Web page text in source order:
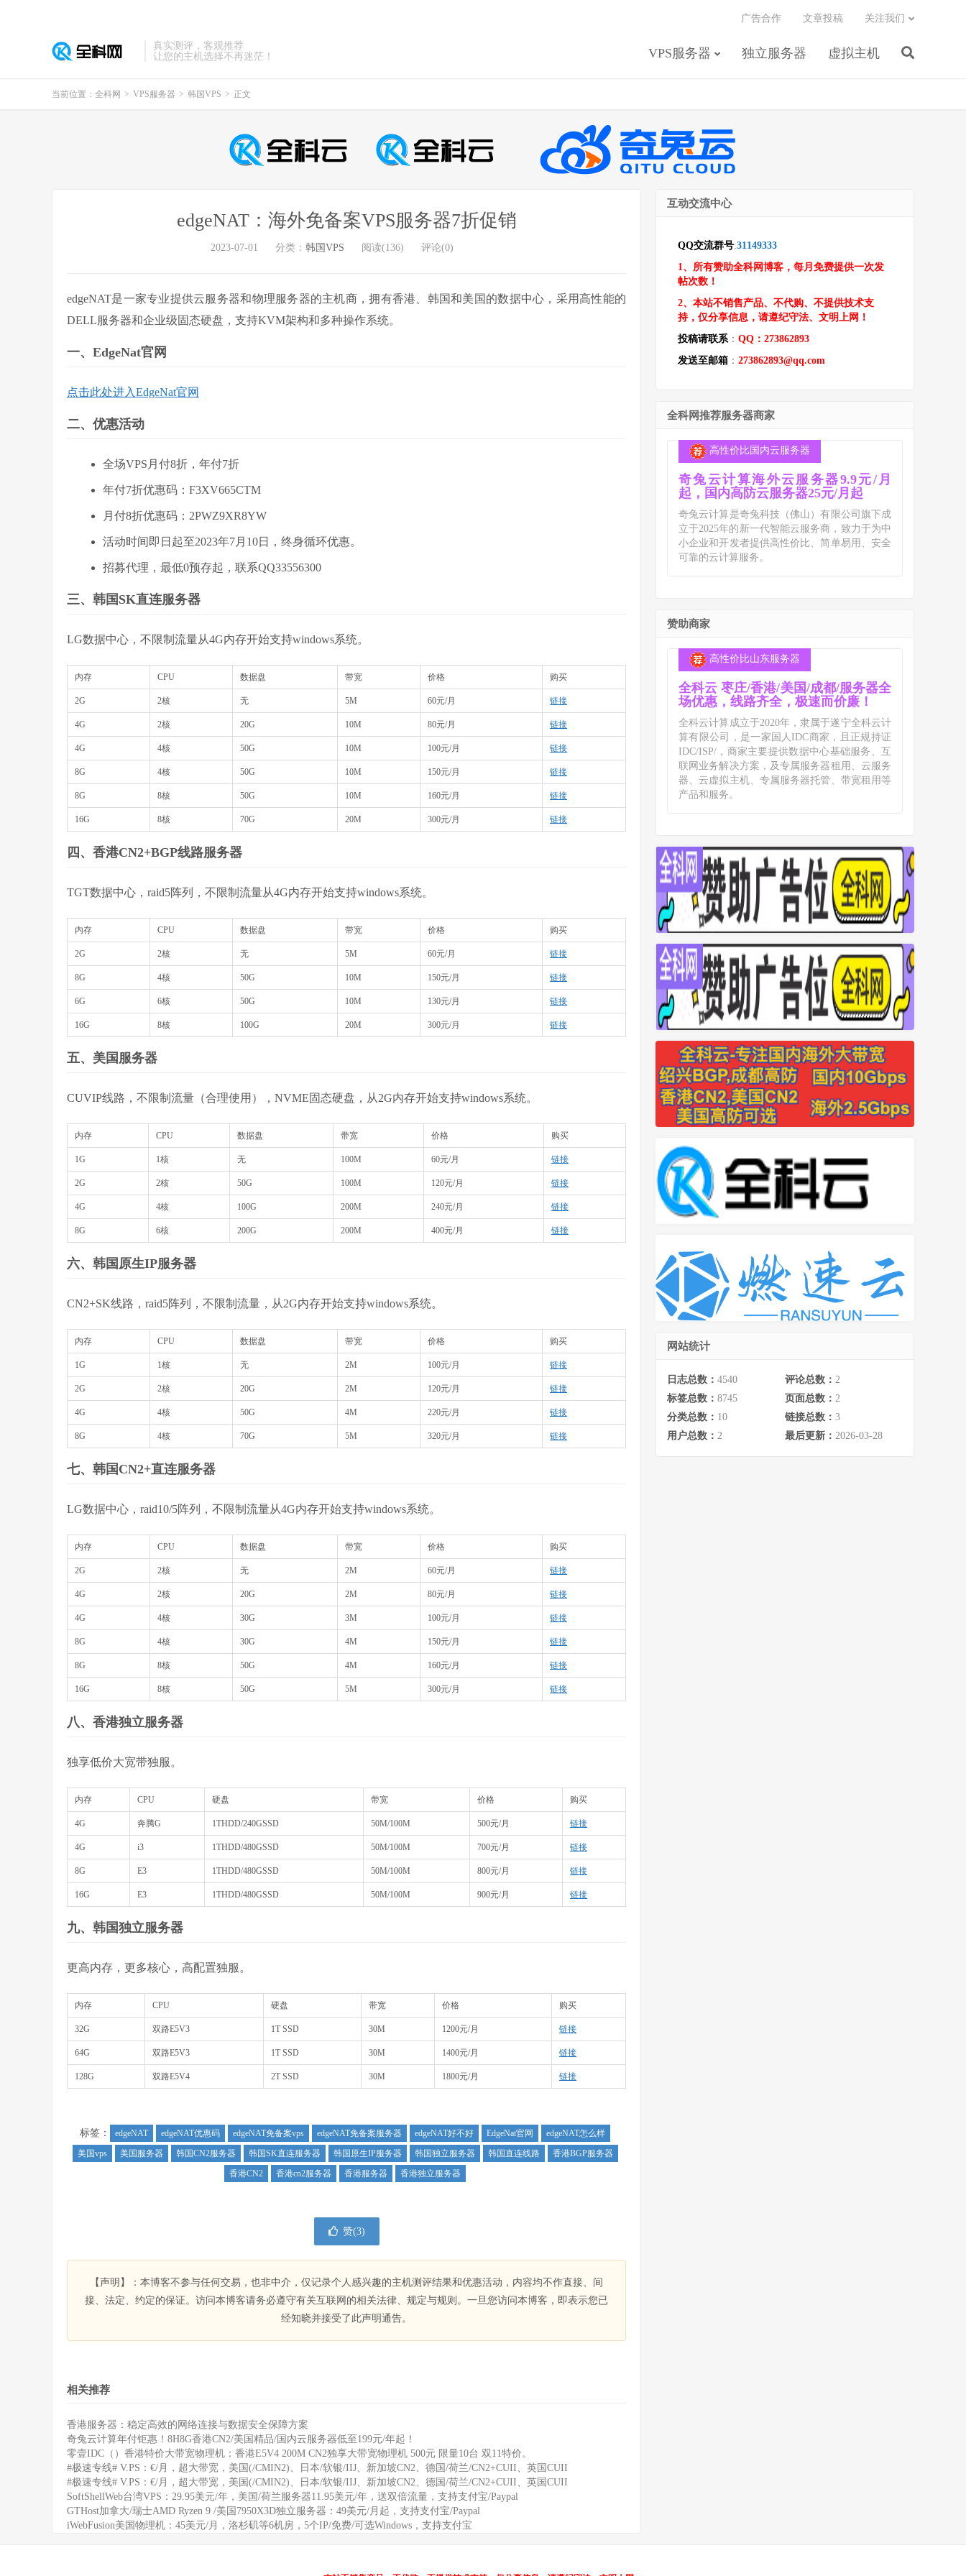
真实测评，客观推荐
让您的主机选择不再迷茫！
VPS服务器 独立服务器 虚拟主机
广告合作 文章投稿 关注我们
当前位置： 全科网 > VPS服务器 > 韩国VPS > 正文
edgeNAT：海外免备案VPS服务器7折促销
2023-07-01 分类： 韩国VPS 阅读(136) 评论(0)
edgeNAT是一家专业提供云服务器和物理服务器的主机商，拥有香港、韩国和美国的数据中心，采用高性能的
DELL服务器和企业级固态硬盘，支持KVM架构和多种操作系统。
一、EdgeNat官网
点击此处进入EdgeNat官网
二、优惠活动
全场VPS月付8折，年付7折
年付7折优惠码：F3XV665CTM
月付8折优惠码：2PWZ9XR8YW
活动时间即日起至2023年7月10日，终身循环优惠。
招募代理，最低0预存起，联系QQ33556300
三、韩国SK直连服务器
LG数据中心，不限制流量从4G内存开始支持windows系统。
内存 CPU 数据盘 带宽 价格 购买
2G 2核 无 5M 60元/月 链接
4G 2核 20G 10M 80元/月 链接
4G 4核 50G 10M 100元/月 链接
8G 4核 50G 10M 150元/月 链接
8G 8核 50G 10M 160元/月 链接
16G 8核 70G 20M 300元/月 链接
四、香港CN2+BGP线路服务器
TGT数据中心，raid5阵列，不限制流量从4G内存开始支持windows系统。
内存 CPU 数据盘 带宽 价格 购买
2G 2核 无 5M 60元/月 链接
8G 4核 50G 10M 150元/月 链接
6G 6核 50G 10M 130元/月 链接
16G 8核 100G 20M 300元/月 链接
五、美国服务器
CUVIP线路，不限制流量（合理使用），NVME固态硬盘，从2G内存开始支持windows系统。
内存 CPU 数据盘 带宽 价格 购买
1G 1核 无 100M 60元/月 链接
2G 2核 50G 100M 120元/月 链接
4G 4核 100G 200M 240元/月 链接
8G 6核 200G 200M 400元/月 链接
六、韩国原生IP服务器
CN2+SK线路，raid5阵列，不限制流量，从2G内存开始支持windows系统。
内存 CPU 数据盘 带宽 价格 购买
1G 1核 无 2M 100元/月 链接
2G 2核 20G 2M 120元/月 链接
4G 4核 50G 4M 220元/月 链接
8G 4核 70G 5M 320元/月 链接
七、韩国CN2+直连服务器
LG数据中心，raid10/5阵列，不限制流量从4G内存开始支持windows系统。
内存 CPU 数据盘 带宽 价格 购买
2G 2核 无 2M 60元/月 链接
4G 2核 20G 2M 80元/月 链接
4G 4核 30G 3M 100元/月 链接
8G 4核 30G 4M 150元/月 链接
8G 8核 50G 4M 160元/月 链接
16G 8核 50G 5M 300元/月 链接
八、香港独立服务器
独享低价大宽带独服。
内存 CPU 硬盘 带宽 价格 购买
4G 奔腾G 1THDD/240GSSD 50M/100M 500元/月 链接
4G i3 1THDD/480GSSD 50M/100M 700元/月 链接
8G E3 1THDD/480GSSD 50M/100M 800元/月 链接
16G E3 1THDD/480GSSD 50M/100M 900元/月 链接
九、韩国独立服务器
更高内存，更多核心，高配置独服。
内存 CPU 硬盘 带宽 价格 购买
32G 双路E5V3 1T SSD 30M 1200元/月 链接
64G 双路E5V3 1T SSD 30M 1400元/月 链接
128G 双路E5V4 2T SSD 30M 1800元/月 链接
标签： edgeNAT edgeNAT优惠码 edgeNAT免备案vps edgeNAT免备案服务器 edgeNAT好不好 EdgeNat官网
edgeNAT怎么样
美国vps
美国服务器 韩国CN2服务器 韩国SK直连服务器 韩国原生IP服务器 韩国独立服务器 韩国直连线路
香港BGP服务器
香港CN2
香港cn2服务器 香港服务器 香港独立服务器
赞(3)
【声明】：本博客不参与任何交易，也非中介，仅记录个人感兴趣的主机测评结果和优惠活动，内容均不作直接、间
接、法定、约定的保证。访问本博客请务必遵守有关互联网的相关法律、规定与规则。一旦您访问本博客，即表示您已
经知晓并接受了此声明通告。
相关推荐
香港服务器：稳定高效的网络连接与数据安全保障方案
奇兔云计算年付钜惠！8H8G香港CN2/美国精品/国内云服务器低至199元/年起！
零壹IDC（）香港特价大带宽物理机：香港E5V4 200M CN2独享大带宽物理机 500元 限量10台 双11特价。
#极速专线# V.PS：€/月，超大带宽，美国(/CMIN2)、日本/软银/IIJ、新加坡CN2、德国/荷兰/CN2+CUII、英国CUII
#极速专线# V.PS：€/月，超大带宽，美国(/CMIN2)、日本/软银/IIJ、新加坡CN2、德国/荷兰/CN2+CUII、英国CUII
SoftShellWeb台湾VPS：29.95美元/年，美国/荷兰服务器11.95美元/年，送双倍流量，支持支付宝/Paypal
GTHost加拿大/瑞士AMD Ryzen 9 /美国7950X3D独立服务器：49美元/月起，支持支付宝/Paypal
iWebFusion美国物理机：45美元/月，洛杉矶等6机房，5个IP/免费/可选Windows，支持支付宝
互动交流中心
QQ交流群号:31149333
1、所有赞助全科网博客，每月免费提供一次发
帖次数！
2、本站不销售产品、不代购、不提供技术支
持，仅分享信息，请遵纪守法、文明上网！
投稿请联系： QQ：273862893
发送至邮箱 ： 273862893@qq.com
全科网推荐服务器商家
高性价比国内云服务器
奇兔云计算海外云服务器9.9元/月
起，国内高防云服务器25元/月起
奇兔云计算是奇兔科技（佛山）有限公司旗下成
立于2025年的新一代智能云服务商，致力于为中
小企业和开发者提供高性价比、简单易用、安全
可靠的云计算服务。
赞助商家
高性价比山东服务器
全科云 枣庄/香港/美国/成都/服务器全
场优惠，线路齐全，极速而价廉！
全科云计算成立于2020年，隶属于遂宁全科云计
算有限公司，是一家国人IDC商家，且正规持证
IDC/ISP/，商家主要提供数据中心基础服务、互
联网业务解决方案，及专属服务器租用、云服务
器、云虚拟主机、专属服务器托管、带宽租用等
产品和服务。
网站统计
日志总数： 4540 评论总数： 2
标签总数： 8745 页面总数： 2
分类总数： 10 链接总数： 3
用户总数： 2 最后更新： 2026-03-28